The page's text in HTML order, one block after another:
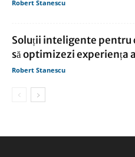
Robert Stanescu
Soluții inteligente pentru
să optimizezi experiența
Robert Stanescu